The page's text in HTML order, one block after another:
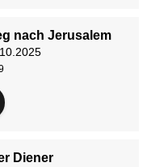
nach Jerusalem
Diener